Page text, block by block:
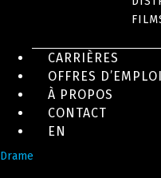
CARRIÈRES
OFFRES D’EMPLOI
À PROPOS
CONTACT
EN
Drame